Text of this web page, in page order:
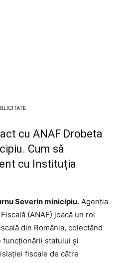
cu ANAF Drobeta
Cum să
cu Instituția
Severin minicipiu. Agenția
(ANAF) joacă un rol
din România, colectând
statului și
fiscale de către